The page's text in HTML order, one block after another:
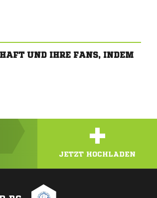
UND IHRE FANS, INDEM
+
JETZT HOCHLADEN